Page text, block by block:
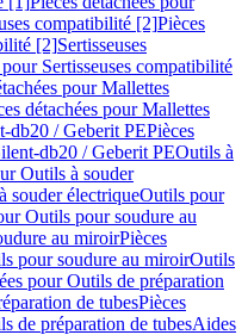
compatibilité [2]Pièces
[2]Sertisseuses
Sertisseuses compatibilité
pour Mallettes
détachées pour Mallettes
db20 / Geberit PEPièces
db20 / Geberit PEOutils à
Outils à souder
souder électriqueOutils pour
Outils pour soudure au
au miroirPièces
pour soudure au miroirOutils
pour Outils de préparation
de tubesPièces
de préparation de tubesAides